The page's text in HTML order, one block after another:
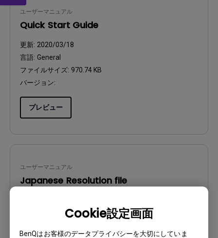
Cookie設定画面
BenQはお客様のデータプライバシーを大切にしていま
ユーザーマニュアル
Quick Start Guide
更新: 2020/03/18
言語: General
ファイルサイズ: 970.74 KB
バージョン:
プレビュー
ユーザーマニュアル
Japanese Resolution file
Japanese